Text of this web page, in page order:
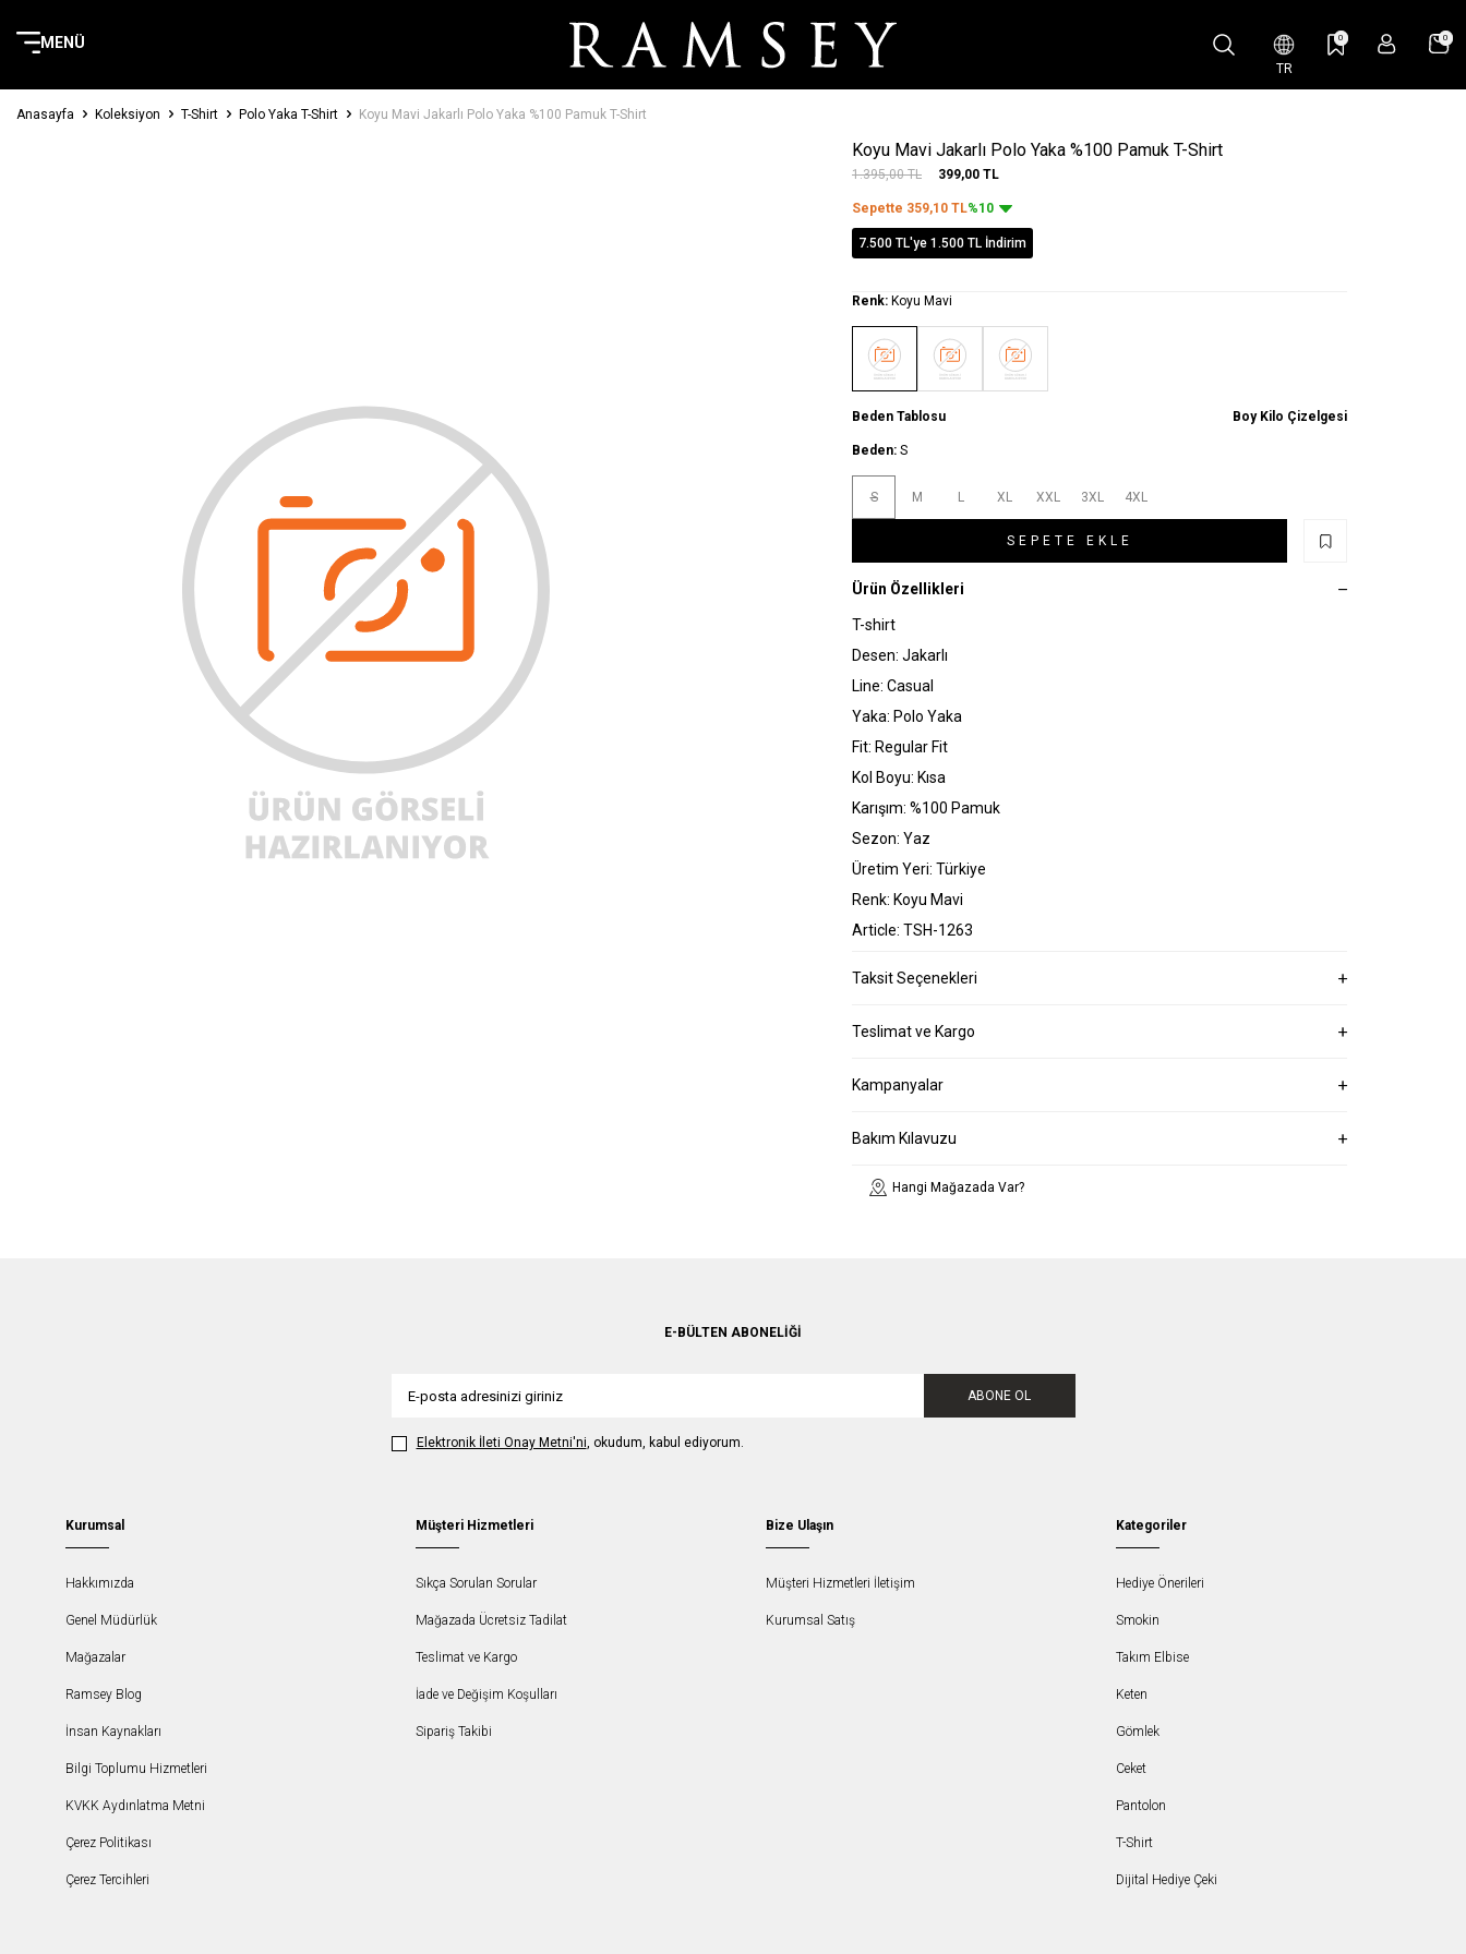
MENÜ
TR
0 0
Anasayfa Koleksiyon T-Shirt Polo Yaka T-Shirt Koyu Mavi Jakarlı Polo Yaka %100 Pamuk T-Shirt
Koyu Mavi Jakarlı Polo Yaka %100 Pamuk T-Shirt
1.395,00TL 399,00 TL
Sepette 359,10 TL%10
7.500 TL'ye 1.500 TL İndirim
Renk: Koyu Mavi
Beden Tablosu Boy Kilo Çizelgesi
Beden: S
S M L XL XXL 3XL 4XL
SEPETE EKLE
Ürün Özellikleri
T-shirt
Desen: Jakarlı
Line: Casual
Yaka: Polo Yaka
Fit: Regular Fit
Kol Boyu: Kısa
Karışım: %100 Pamuk
Sezon: Yaz
Üretim Yeri: Türkiye
Renk: Koyu Mavi
Article: TSH-1263
Taksit Seçenekleri
Teslimat ve Kargo
Kampanyalar
Bakım Kılavuzu
Hangi Mağazada Var?
E-BÜLTEN ABONELIĞI
ABONE OL
Elektronik İleti Onay Metni'ni, okudum, kabul ediyorum.
Kurumsal
Hakkımızda
Genel Müdürlük
Mağazalar
Ramsey Blog
İnsan Kaynakları
Bilgi Toplumu Hizmetleri
KVKK Aydınlatma Metni
Çerez Politikası
Çerez Tercihleri
Müşteri Hizmetleri
Sıkça Sorulan Sorular
Mağazada Ücretsiz Tadilat
Teslimat ve Kargo
İade ve Değişim Koşulları
Sipariş Takibi
Bize Ulaşın
Müşteri Hizmetleri İletişim
Kurumsal Satış
Kategoriler
Hediye Önerileri
Smokin
Takım Elbise
Keten
Gömlek
Ceket
Pantolon
T-Shirt
Dijital Hediye Çeki